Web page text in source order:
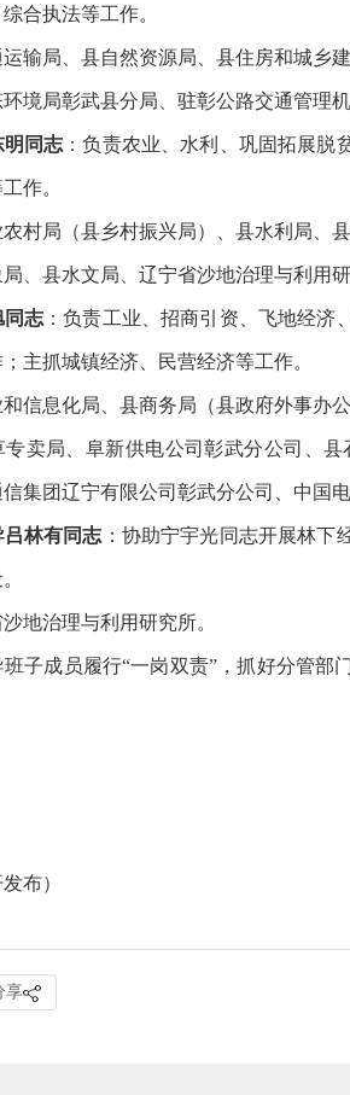
合执法等工作。
输局、县自然资源局、县住房和城乡
境局彰武县分局、驻彰公路交通管理
明同志 ：负责农业、水利、巩固拓展
作。
村局（县乡村振兴局）、县水利局、
、县水文局、辽宁省沙地治理与利用
同志 ：负责工业、招商引资、飞地经
主抓城镇经济、民营经济等工作。
信息化局、县商务局（县政府外事办
专卖局、阜新供电公司彰武分公司、
集团辽宁有限公司彰武分公司、中国
林有同志 ：协助宁宇光同志开展林
地治理与利用研究所。
子成员履行“一岗双责”，抓好分管
发布）
享